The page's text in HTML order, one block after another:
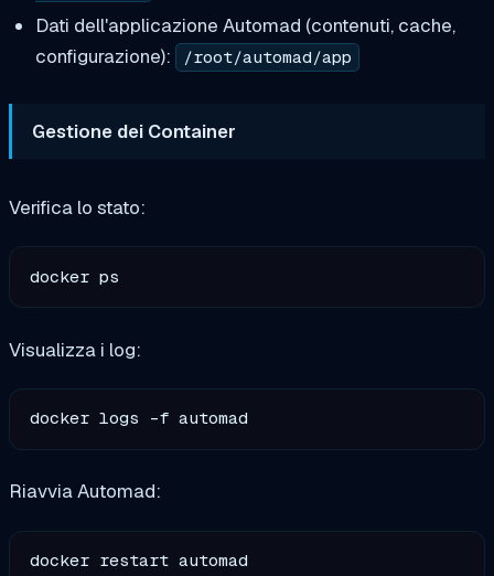
Dati dell'applicazione Automad (contenuti, cache,
configurazione):
/root/automad/app
Gestione dei Container
Verifica lo stato:
Visualizza i log:
Riavvia Automad: